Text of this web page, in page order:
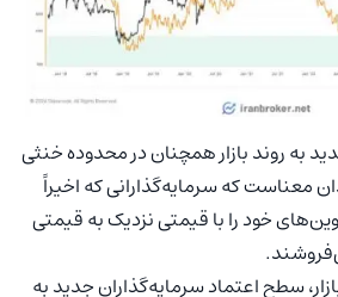
به روند بازار همچنان در محدوده خنثی
معناست که سرمایه‌گذارانی که اخیراً
خود را با قیمتی نزدیک به قیمتی
سطح اعتماد سرمایه‌گذاران جدید به